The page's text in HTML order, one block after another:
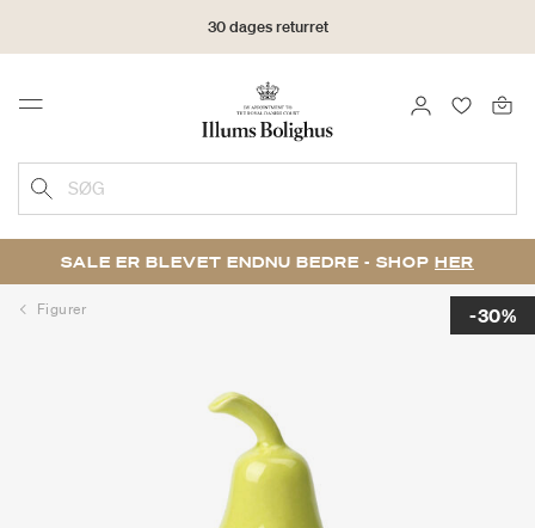
30 dages returret
Menu LOG IND
SØG
SALE ER BLEVET ENDNU BEDRE - SHOP HER
Figurer -30%